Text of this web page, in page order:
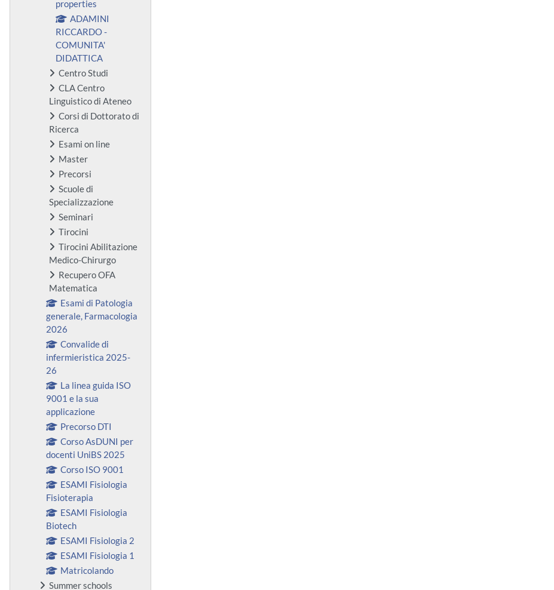
properties
ADAMINI
RICCARDO -
COMUNITA'
DIDATTICA
Centro Studi
CLA Centro
Linguistico di Ateneo
Corsi di Dottorato di
Ricerca
Esami on line
Master
Precorsi
Scuole di
Specializzazione
Seminari
Tirocini
Tirocini Abilitazione
Medico-Chirurgo
Recupero OFA
Matematica
Esami di Patologia
generale, Farmacologia
2026
Convalide di
infermieristica 2025-
26
La linea guida ISO
9001 e la sua
applicazione
Precorso DTI
Corso AsDUNI per
docenti UniBS 2025
Corso ISO 9001
ESAMI Fisiologia
Fisioterapia
ESAMI Fisiologia
Biotech
ESAMI Fisiologia 2
ESAMI Fisiologia 1
Matricolando
Summer schools